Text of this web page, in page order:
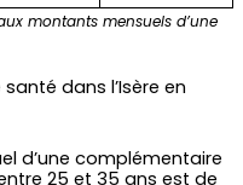
montants mensuels d’une
dans l’Isère en
d’une complémentaire